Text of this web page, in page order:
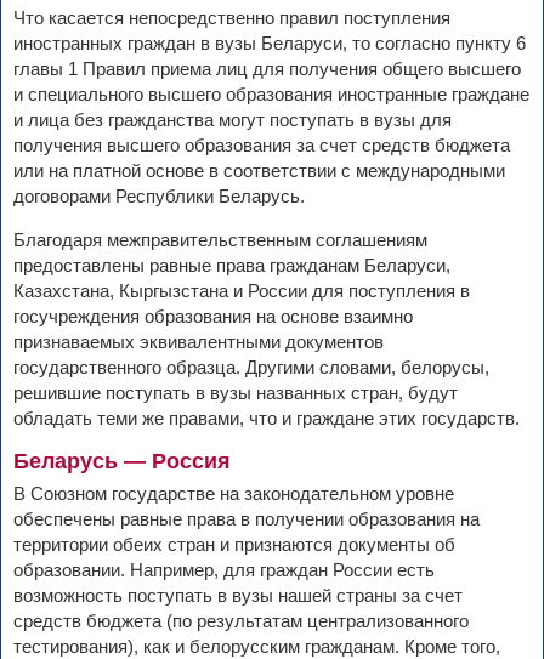
Что касается непосредственно правил поступления
иностранных граждан в вузы Беларуси, то согласно пункту 6
главы 1 Правил приема лиц для получения общего высшего
и специального высшего образования иностранные граждане
и лица без гражданства могут поступать в вузы для
получения высшего образования за счет средств бюджета
или на платной основе в соответствии с международными
договорами Республики Беларусь.
Благодаря межправительственным соглашениям
предоставлены равные права гражданам Беларуси,
Казахстана, Кыргызстана и России для поступления в
госучреждения образования на основе взаимно
признаваемых эквивалентными документов
государственного образца. Другими словами, белорусы,
решившие поступать в вузы названных стран, будут
обладать теми же правами, что и граждане этих государств.
Беларусь — Россия
В Союзном государстве на законодательном уровне
обеспечены равные права в получении образования на
территории обеих стран и признаются документы об
образовании. Например, для граждан России есть
возможность поступать в вузы нашей страны за счет
средств бюджета (по результатам централизованного
тестирования), как и белорусским гражданам. Кроме того,